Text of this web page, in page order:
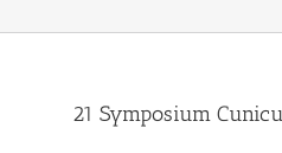
21 Symposium